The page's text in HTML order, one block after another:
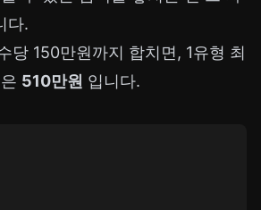
다.
당 150만원까지 합치면, 1유형 최
510만원 입니다.